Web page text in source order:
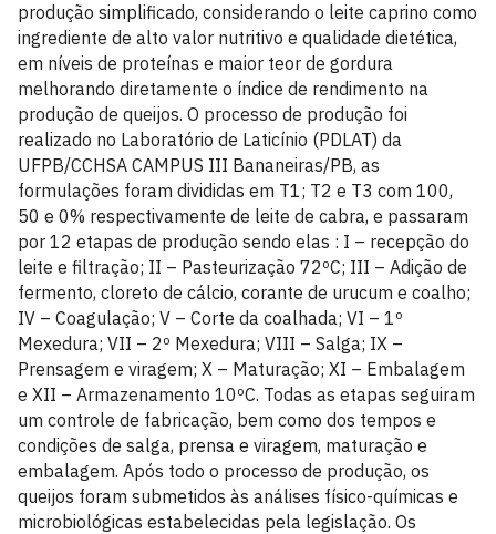
produção simplificado, considerando o leite caprino como
ingrediente de alto valor nutritivo e qualidade dietética,
em níveis de proteínas e maior teor de gordura
melhorando diretamente o índice de rendimento na
produção de queijos. O processo de produção foi
realizado no Laboratório de Laticínio (PDLAT) da
UFPB/CCHSA CAMPUS III Bananeiras/PB, as
formulações foram divididas em T1; T2 e T3 com 100,
50 e 0% respectivamente de leite de cabra, e passaram
por 12 etapas de produção sendo elas : I – recepção do
leite e filtração; II – Pasteurização 72ºC; III – Adição de
fermento, cloreto de cálcio, corante de urucum e coalho;
IV – Coagulação; V – Corte da coalhada; VI – 1º
Mexedura; VII – 2º Mexedura; VIII – Salga; IX –
Prensagem e viragem; X – Maturação; XI – Embalagem
e XII – Armazenamento 10ºC. Todas as etapas seguiram
um controle de fabricação, bem como dos tempos e
condições de salga, prensa e viragem, maturação e
embalagem. Após todo o processo de produção, os
queijos foram submetidos às análises físico-químicas e
microbiológicas estabelecidas pela legislação. Os